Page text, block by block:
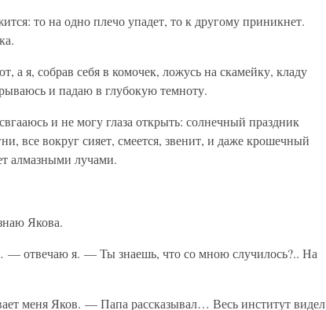
то на одно плечо упадет, то к другому приникнет.
а я, собрав себя в комочек, ложусь на скамейку, кладу
и падаю в глубокую темноту.
и не могу глаза открыть: солнечный праздник
все вокруг сияет, смеется, звенит, и даже крошечный
алмазными лучами.
Якова.
отвечаю я. — Ты знаешь, что со мною случилось?.. На
меня Яков. — Папа рассказывал… Весь институт видел